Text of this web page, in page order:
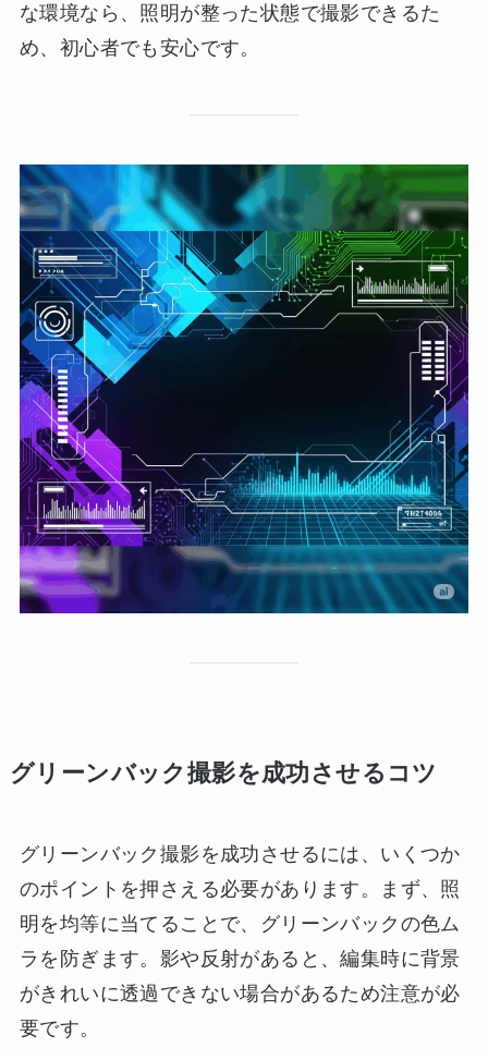
な環境なら、照明が整った状態で撮影できるた
め、初心者でも安心です。
グリーンバック撮影を成功させるコツ
グリーンバック撮影を成功させるには、いくつか
のポイントを押さえる必要があります。まず、照
明を均等に当てることで、グリーンバックの色ム
ラを防ぎます。影や反射があると、編集時に背景
がきれいに透過できない場合があるため注意が必
要です。